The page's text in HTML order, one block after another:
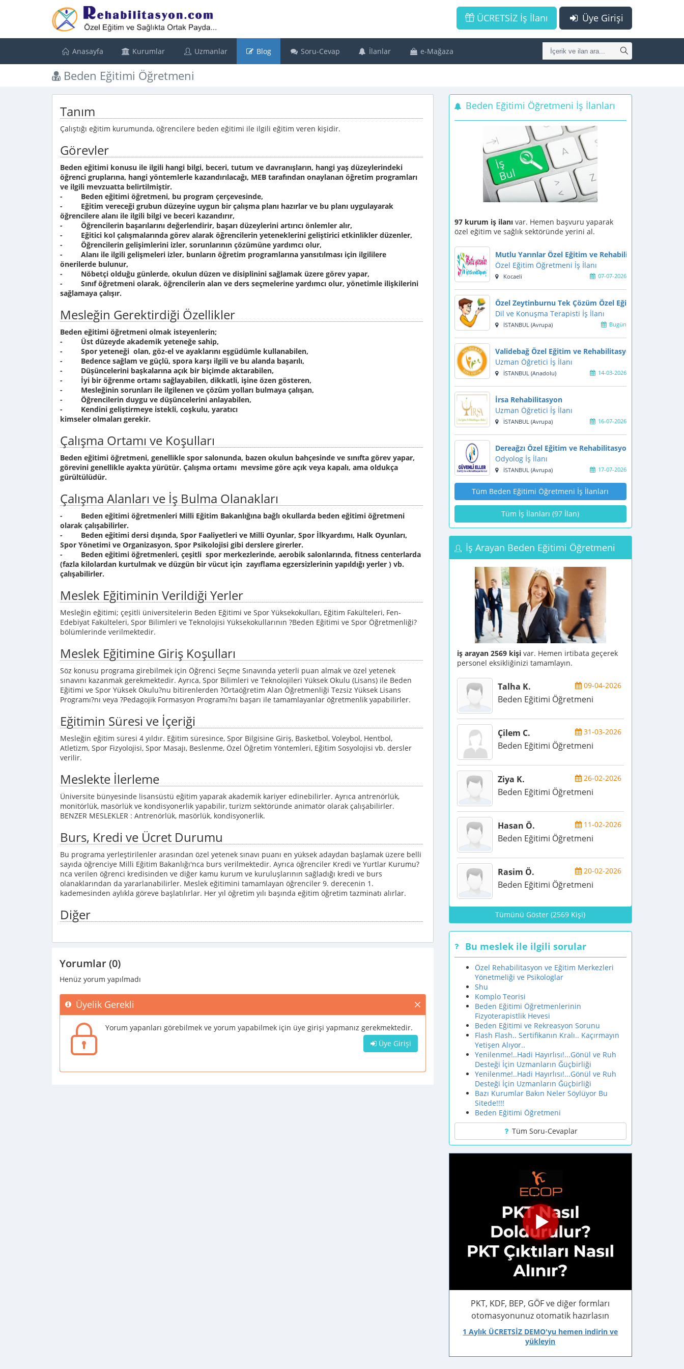
Üye Girişi
ÜCRETSİZ İş İlanı
Anasayfa Kurumlar Uzmanlar Blog Soru-Cevap İlanlar e-Mağaza
Beden Eğitimi Öğretmeni
Tanım
Çalıştığı eğitim kurumunda, öğrencilere beden eğitimi ile ilgili eğitim veren kişidir.
Görevler
Beden eğitimi konusu ile ilgili hangi bilgi, beceri, tutum ve davranışların, hangi yaş düzeylerindeki
öğrenci gruplarına, hangi yöntemlerle kazandırılacağı, MEB tarafından onaylanan öğretim programları
ve ilgili mevzuatta belirtilmiştir.
- Beden eğitimi öğretmeni, bu program çerçevesinde,
- Eğitim vereceği grubun düzeyine uygun bir çalışma planı hazırlar ve bu planı uygulayarak
öğrencilere alanı ile ilgili bilgi ve beceri kazandırır,
- Öğrencilerin başarılarını değerlendirir, başarı düzeylerini artırıcı önlemler alır,
- Eğitici kol çalışmalarında görev alarak öğrencilerin yeteneklerini geliştirici etkinlikler düzenler,
- Öğrencilerin gelişimlerini izler, sorunlarının çözümüne yardımcı olur,
- Alanı ile ilgili gelişmeleri izler, bunların öğretim programlarına yansıtılması için ilgililere
önerilerde bulunur,
- Nöbetçi olduğu günlerde, okulun düzen ve disiplinini sağlamak üzere görev yapar,
- Sınıf öğretmeni olarak, öğrencilerin alan ve ders seçmelerine yardımcı olur, yönetimle ilişkilerini
sağlamaya çalışır.
Mesleğin Gerektirdiği Özellikler
Beden eğitimi öğretmeni olmak isteyenlerin;
- Üst düzeyde akademik yeteneğe sahip,
- Spor yeteneği olan, göz-el ve ayaklarını eşgüdümle kullanabilen,
- Bedence sağlam ve güçlü, spora karşı ilgili ve bu alanda başarılı,
- Düşüncelerini başkalarına açık bir biçimde aktarabilen,
- İyi bir öğrenme ortamı sağlayabilen, dikkatli, işine özen gösteren,
- Mesleğinin sorunları ile ilgilenen ve çözüm yolları bulmaya çalışan,
- Öğrencilerin duygu ve düşüncelerini anlayabilen,
- Kendini geliştirmeye istekli, coşkulu, yaratıcı
kimseler olmaları gerekir.
Çalışma Ortamı ve Koşulları
Beden eğitimi öğretmeni, genellikle spor salonunda, bazen okulun bahçesinde ve sınıfta görev yapar,
görevini genellikle ayakta yürütür. Çalışma ortamı mevsime göre açık veya kapalı, ama oldukça
gürültülüdür.
Çalışma Alanları ve İş Bulma Olanakları
- Beden eğitimi öğretmenleri Milli Eğitim Bakanlığına bağlı okullarda beden eğitimi öğretmeni
olarak çalışabilirler.
- Beden eğitimi dersi dışında, Spor Faaliyetleri ve Milli Oyunlar, Spor İlkyardımı, Halk Oyunları,
Spor Yönetimi ve Organizasyon, Spor Psikolojisi gibi derslere girerler.
- Beden eğitimi öğretmenleri, çeşitli spor merkezlerinde, aerobik salonlarında, fitness centerlarda
(fazla kilolardan kurtulmak ve düzgün bir vücut için zayıflama egzersizlerinin yapıldığı yerler ) vb.
çalışabilirler.
Meslek Eğitiminin Verildiği Yerler
Mesleğin eğitimi; çeşitli üniversitelerin Beden Eğitimi ve Spor Yüksekokulları, Eğitim Fakülteleri, Fen-
Edebiyat Fakülteleri, Spor Bilimleri ve Teknolojisi Yüksekokullarının ?Beden Eğitimi ve Spor Öğretmenliği?
bölümlerinde verilmektedir.
Meslek Eğitimine Giriş Koşulları
Söz konusu programa girebilmek için Öğrenci Seçme Sınavında yeterli puan almak ve özel yetenek
sınavını kazanmak gerekmektedir. Ayrıca, Spor Bilimleri ve Teknolojileri Yüksek Okulu (Lisans) ile Beden
Eğitimi ve Spor Yüksek Okulu?nu bitirenlerden ?Ortaöğretim Alan Öğretmenliği Tezsiz Yüksek Lisans
Programı?nı veya ?Pedagojik Formasyon Programı?nı başarı ile tamamlayanlar öğretmenlik yapabilirler.
Eğitimin Süresi ve İçeriği
Mesleğin eğitim süresi 4 yıldır. Eğitim süresince, Spor Bilgisine Giriş, Basketbol, Voleybol, Hentbol,
Atletizm, Spor Fizyolojisi, Spor Masajı, Beslenme, Özel Öğretim Yöntemleri, Eğitim Sosyolojisi vb. dersler
verilir.
Meslekte İlerleme
Üniversite bünyesinde lisansüstü eğitim yaparak akademik kariyer edinebilirler. Ayrıca antrenörlük,
monitörlük, masörlük ve kondisyonerlik yapabilir, turizm sektöründe animatör olarak çalışabilirler.
BENZER MESLEKLER : Antrenörlük, masörlük, kondisyonerlik.
Burs, Kredi ve Ücret Durumu
Bu programa yerleştirilenler arasından özel yetenek sınavı puanı en yüksek adaydan başlamak üzere belli
sayıda öğrenciye Milli Eğitim Bakanlığı'nca burs verilmektedir. Ayrıca öğrenciler Kredi ve Yurtlar Kurumu?
nca verilen öğrenci kredisinden ve diğer kamu kurum ve kuruluşlarının sağladığı kredi ve burs
olanaklarından da yararlanabilirler. Meslek eğitimini tamamlayan öğrenciler 9. derecenin 1.
kademesinden aylıkla göreve başlatılırlar. Her yıl öğretim yılı başında eğitim öğretim tazminatı alırlar.
Diğer
Yorumlar (0)
Henüz yorum yapılmadı
Üyelik Gerekli
Yorum yapanları görebilmek ve yorum yapabilmek için üye girişi yapmanız gerekmektedir.
Üye Girişi
Beden Eğitimi Öğretmeni İş İlanları
97 kurum iş ilanı var. Hemen başvuru yaparak
özel eğitim ve sağlık sektöründe yerini al.
Mutlu Yarınlar Özel Eğitim ve Rehabilitasyon Merkezi
Özel Eğitim Öğretmeni İş İlanı
07-07-2026
Kocaeli
Özel Zeytinburnu Tek Çözüm Özel Eğitim ve
Dil ve Konuşma Terapisti İş İlanı
Bugün
İSTANBUL (Avrupa)
Validebağ Özel Eğitim ve Rehabilitasyon Merkezi
Uzman Öğretici İş İlanı
14-03-2026
İSTANBUL (Anadolu)
İrsa Rehabilitasyon
Uzman Öğretici İş İlanı
16-07-2026
İSTANBUL (Avrupa)
Dereağzı Özel Eğitim ve Rehabilitasyon Merkezi
Odyolog İş İlanı
17-07-2026
İSTANBUL (Avrupa)
Tüm Beden Eğitimi Öğretmeni İş İlanları
Tüm İş İlanları (97 İlan)
İş Arayan Beden Eğitimi Öğretmeni
iş arayan 2569 kişi var. Hemen irtibata geçerek
personel eksikliğinizi tamamlayın.
09-04-2026
Talha K.
Beden Eğitimi Öğretmeni
31-03-2026
Çilem C.
Beden Eğitimi Öğretmeni
26-02-2026
Ziya K.
Beden Eğitimi Öğretmeni
11-02-2026
Hasan Ö.
Beden Eğitimi Öğretmeni
20-02-2026
Rasim Ö.
Beden Eğitimi Öğretmeni
Tümünü Göster (2569 Kişi)
Bu meslek ile ilgili sorular
Özel Rehabilitasyon ve Eğitim Merkezleri
Yönetmeliği ve Psikologlar
Shu
Komplo Teorisi
Beden Eğitimi Öğretmenlerinin
Fizyoterapistlik Hevesi
Beden Eğitimi ve Rekreasyon Sorunu
Flash Flash.. Sertifikanın Kralı.. Kaçırmayın
Yetişen Alıyor..
Yenilenme!..Hadi Hayırlısı!...Gönül ve Ruh
Desteği İçin Uzmanların Ğüçbirliği
Yenilenme!..Hadi Hayırlısı!...Gönül ve Ruh
Desteği İçin Uzmanların Ğüçbirliği
Bazı Kurumlar Bakın Neler Söylüyor Bu
Sitede!!!!
Beden Eğitimi Öğretmeni
Tüm Soru-Cevaplar
PKT, KDF, BEP, GÖF ve diğer formları
otomasyonunuz otomatik hazırlasın
1 Aylık ÜCRETSİZ DEMO'yu hemen indirin ve
yükleyin